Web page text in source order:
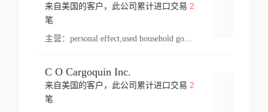
来自美国的客户，此公司累计进口交易 2
笔
主营： personal effect,used household goods
C O Cargoquin Inc.
来自美国的客户，此公司累计进口交易 2
笔